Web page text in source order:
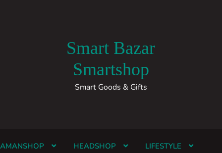
Smart Bazar
Smartshop
Smart Goods & Gifts
HEADSHOP LIFESTYLE